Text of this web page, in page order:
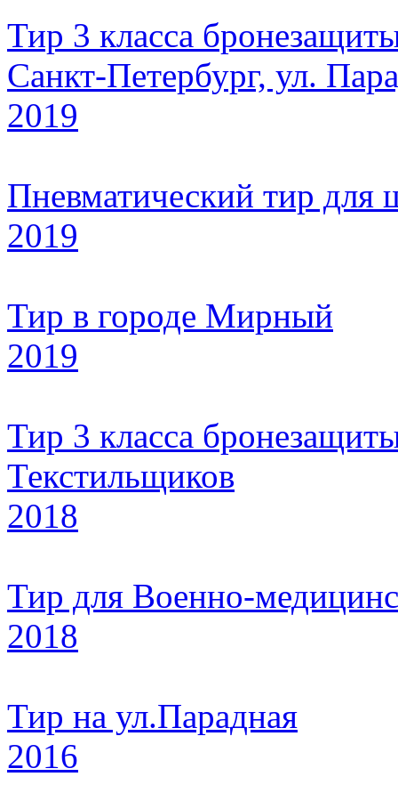
Тир 3 класса
Санкт-Петербург, ул.
2019
Пневматический тир
2019
Тир в городе Мирный
2019
Тир 3 класса
Текстильщиков
2018
Тир для Военно-
2018
Тир на ул.Парадная
2016